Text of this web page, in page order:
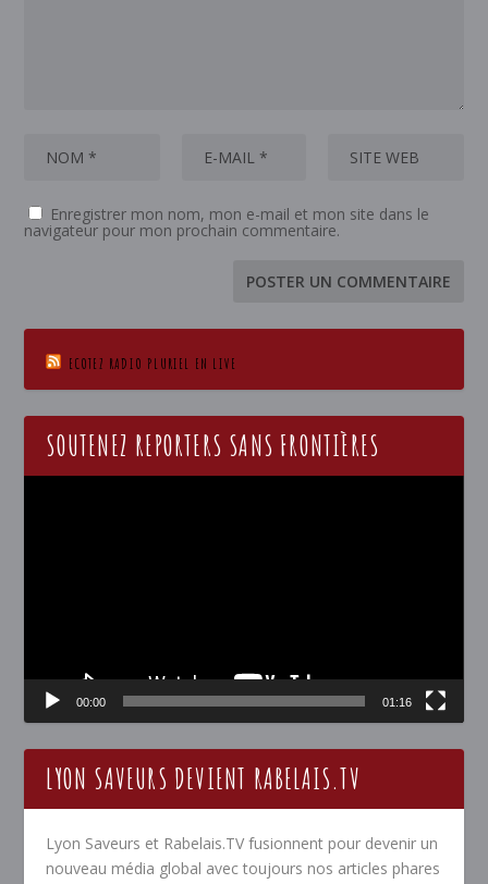
Enregistrer mon nom, mon e-mail et mon site dans le
navigateur pour mon prochain commentaire.
ECOTEZ RADIO PLURIEL EN LIVE
SOUTENEZ REPORTERS SANS FRONTIÈRES
00:00 01:16
LYON SAVEURS DEVIENT RABELAIS.TV
Lyon Saveurs et Rabelais.TV fusionnent pour devenir un
nouveau média global avec toujours nos articles phares